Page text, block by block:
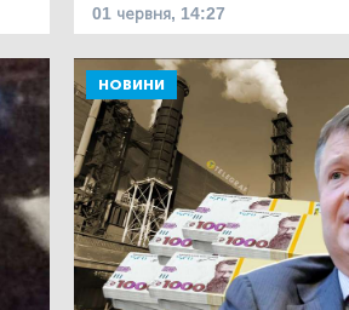
01 червня, 14:27
НОВИНИ